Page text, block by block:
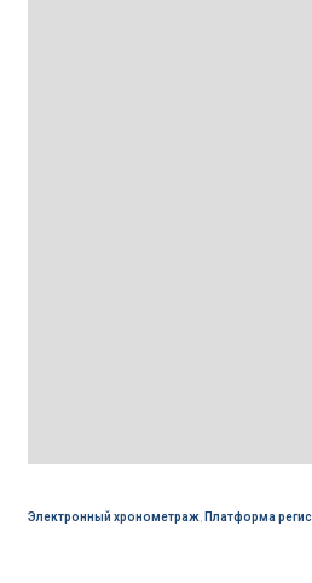
Электронный хронометраж, Платформа